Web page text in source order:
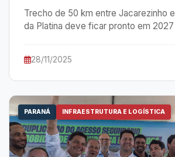
Trecho de 50 km entre Jacarezinho
da Platina deve ficar pronto em 2027
28/11/2025
PARANÁ INFRAESTRUTURA E LOGÍSTICA